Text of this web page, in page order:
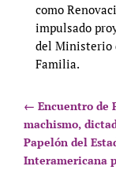
como
impulsado
del Ministerio
Familia.
← Encuentro de
machismo,
Papelón del
Interamericana